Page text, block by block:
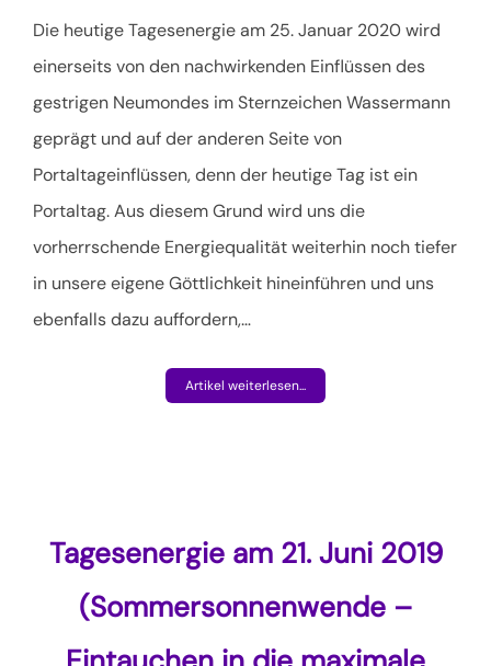
Die heutige Tagesenergie am 25. Januar 2020 wird
einerseits von den nachwirkenden Einflüssen des
gestrigen Neumondes im Sternzeichen Wassermann
geprägt und auf der anderen Seite von
Portaltageinflüssen, denn der heutige Tag ist ein
Portaltag. Aus diesem Grund wird uns die
vorherrschende Energiequalität weiterhin noch tiefer
in unsere eigene Göttlichkeit hineinführen und uns
ebenfalls dazu auffordern,…
Artikel weiterlesen...
Tagesenergie am 21. Juni 2019
(Sommersonnenwende –